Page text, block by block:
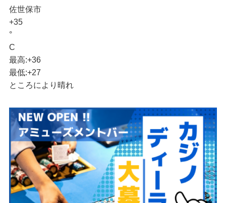
佐世保市
+35
°
C
最高:+36
最低:+27
ところにより晴れ